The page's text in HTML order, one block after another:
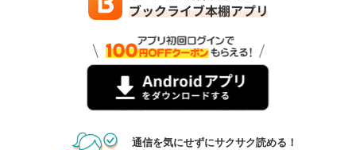
通信を気にせずにサクサク読める！